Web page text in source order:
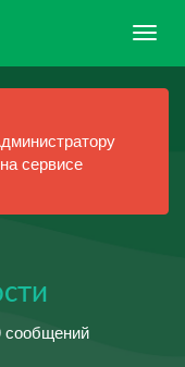
сервисе
сообщений